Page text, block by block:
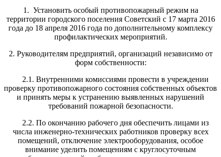
1. Установить особый противопожарный режим на
территории городского поселения Советский с 17 марта 2016
года до 18 апреля 2016 года по дополнительному комплексу
профилактических мероприятий.
2. Руководителям предприятий, организаций независимо от
форм собственности:
2.1. Внутренними комиссиями провести в учреждении
проверку противопожарного состояния собственных объектов
и принять меры к устранению выявленных нарушений
требований пожарной безопасности.
2.2. По окончанию рабочего дня обеспечить лицами из
числа инженерно-технических работников проверку всех
помещений, отключение электрооборудования, особое
внимание уделить помещениям с круглосуточным